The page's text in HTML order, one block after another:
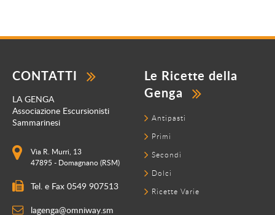
CONTATTI
LA GENGA
Associazione Escursionisti
Sammarinesi
Via R. Murri, 13
47895 - Domagnano (RSM)
Tel. e Fax 0549 907513
lagenga@omniway.sm
Le Ricette della
Genga
Antipasti
Primi
Secondi
Dolci
Ricette Varie